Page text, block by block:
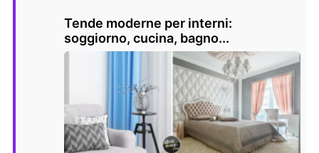
Tende moderne per interni:
soggiorno, cucina, bagno...